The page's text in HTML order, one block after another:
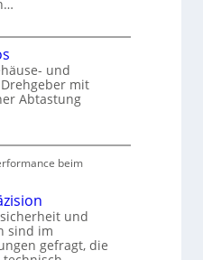
und
mit
Abtastung
beim
und
sind im
gefragt, die